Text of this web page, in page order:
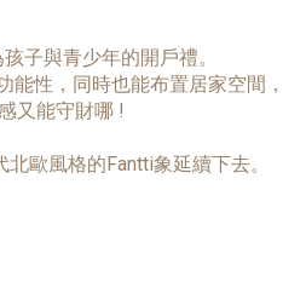
子與青少年的開戶禮。
性，同時也能布置居家空間，
又能守財哪 !
歐風格的Fantti象延續下去。